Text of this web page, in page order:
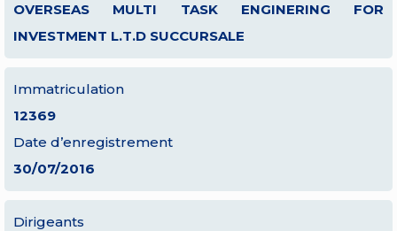
OVERSEAS MULTI TASK ENGINERING FOR
INVESTMENT L.T.D SUCCURSALE
Immatriculation
12369
Date d’enregistrement
30/07/2016
Dirigeants